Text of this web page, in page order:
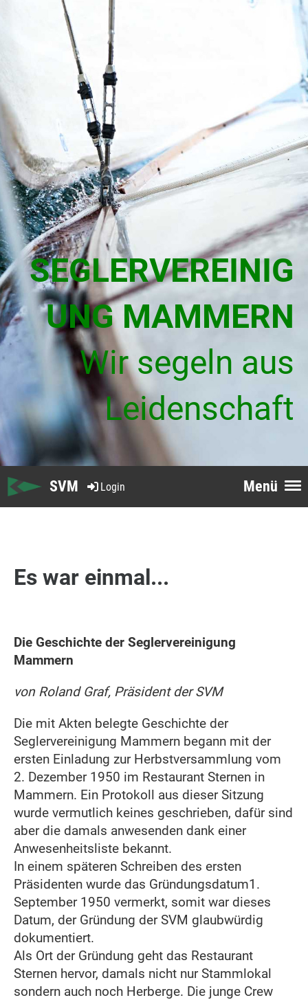
SEGLERVEREINIG
UNG MAMMERN
Wir segeln aus
Leidenschaft
Menü
Login
SVM
Es war einmal...
Die Geschichte der Seglervereinigung
Mammern
von Roland Graf, Präsident der SVM
Die mit Akten belegte Geschichte der
Seglervereinigung Mammern begann mit der
ersten Einladung zur Herbstversammlung vom
2. Dezember 1950 im Restaurant Sternen in
Mammern. Ein Protokoll aus dieser Sitzung
wurde vermutlich keines geschrieben, dafür sind
aber die damals anwesenden dank einer
Anwesenheitsliste bekannt.
In einem späteren Schreiben des ersten
Präsidenten wurde das Gründungsdatum1.
September 1950 vermerkt, somit war dieses
Datum, der Gründung der SVM glaubwürdig
dokumentiert.
Als Ort der Gründung geht das Restaurant
Sternen hervor, damals nicht nur Stammlokal
sondern auch noch Herberge. Die junge Crew